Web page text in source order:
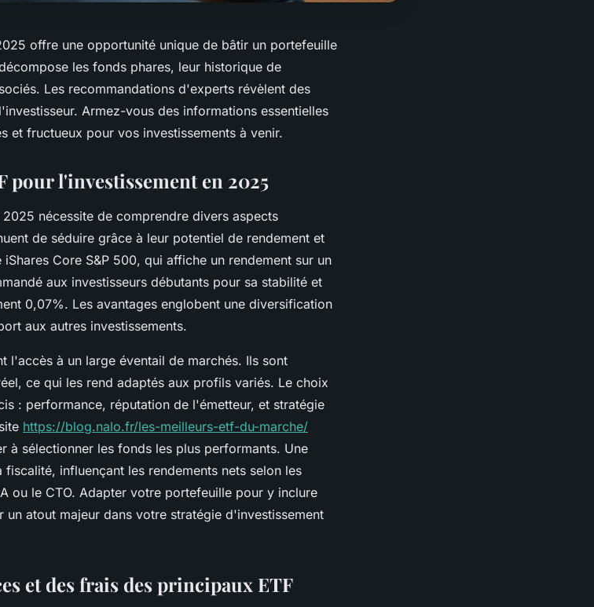
offre une opportunité unique de bâtir un portefeuille
les fonds phares, leur historique de
Les recommandations d'experts révèlent des
Armez-vous des informations essentielles
et fructueux pour vos investissements à venir.
pour l'investissement en 2025
nécessite de comprendre divers aspects
de séduire grâce à leur potentiel de rendement et
Core S&P 500, qui affiche un rendement sur un
aux investisseurs débutants pour sa stabilité et
0,07%. Les avantages englobent une diversification
aux autres investissements.
l'accès à un large éventail de marchés. Ils sont
ce qui les rend adaptés aux profils variés. Le choix
: performance, réputation de l'émetteur, et stratégie
https://blog.nalo.fr/les-meilleurs-etf-du-marche/
à sélectionner les fonds les plus performants. Une
influençant les rendements nets selon les
ou le CTO. Adapter votre portefeuille pour y inclure
un atout majeur dans votre stratégie d'investissement
et des frais des principaux ETF